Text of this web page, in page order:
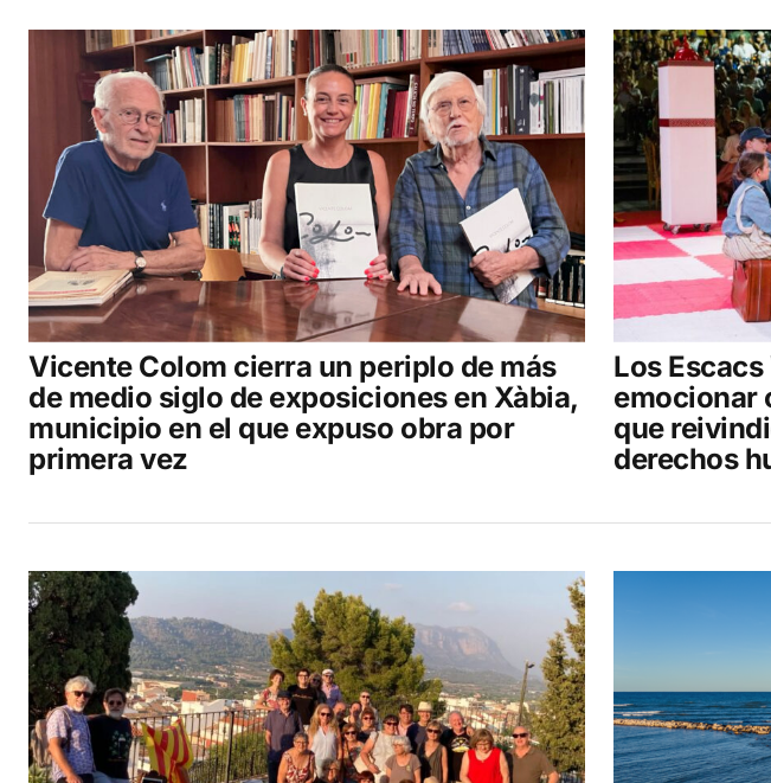
Vicente Colom cierra un periplo de más
de medio siglo de exposiciones en Xàbia,
municipio en el que expuso obra por
primera vez
Los
emocionar
que
derechos